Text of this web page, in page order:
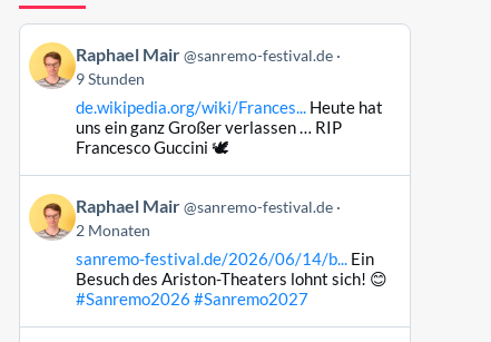
Beitrag
von
Raphael
Raphael Mair @sanremo-festival.de
9 Stunden
de.wikipedia.org/wiki/Frances...Heute hat
uns ein ganz Großer verlassen … RIP
Francesco Guccini 🕊️
Beitrag
von
Raphael
Raphael Mair @sanremo-festival.de
2 Monaten
sanremo-festival.de/2026/06/14/b...Ein
Besuch des Ariston-Theaters lohnt sich! 😊
#Sanremo2026 #Sanremo2027